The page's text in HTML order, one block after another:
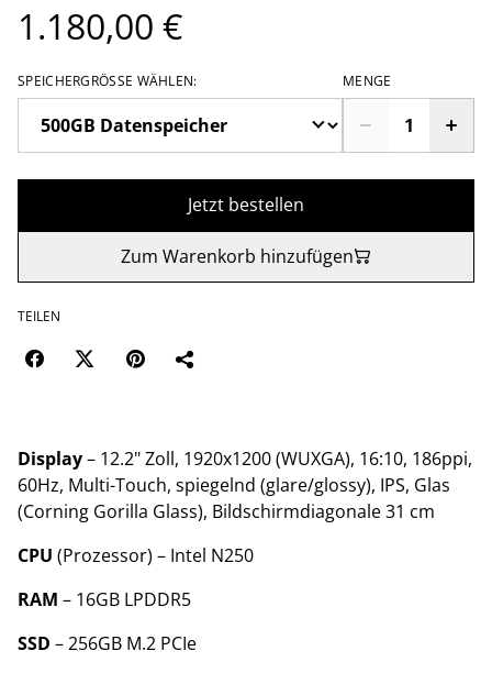
1.180,00 €
SPEICHERGRÖSSE WÄHLEN: MENGE
Jetzt bestellen
Zum Warenkorb hinzufügen
TEILEN
Display– 12.2" Zoll, 1920x1200 (WUXGA), 16:10, 186ppi,
60Hz, Multi-Touch, spiegelnd (glare/​glossy), IPS, Glas
(Corning Gorilla Glass), Bildschirmdiagonale 31 cm
CPU (Prozessor) – Intel N250
RAM – 16GB LPDDR5
SSD – 256GB M.2 PCIe